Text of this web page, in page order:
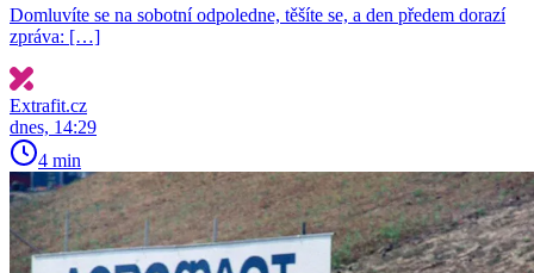
Domluvíte se na sobotní odpoledne, těšíte se, a den předem dorazí
zpráva: […]
Extrafit.cz
dnes, 14:29
4 min